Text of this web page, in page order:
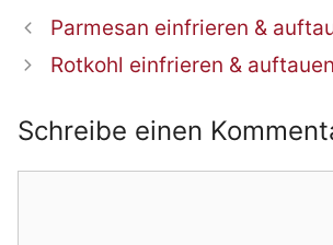
Beitrags-
Navigation
Parmesan einfrieren &
Rotkohl einfrieren & auftauen
Schreibe einen